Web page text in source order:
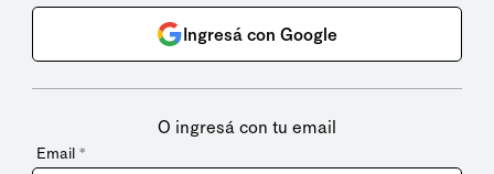
Ingresá con Google
O ingresá con tu email
Email *